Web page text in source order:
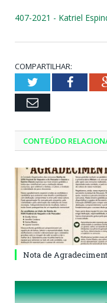
407-2021 - Katriel
COMPARTILHAR:
Twitter
Email
CONTEÚDO
Nota de